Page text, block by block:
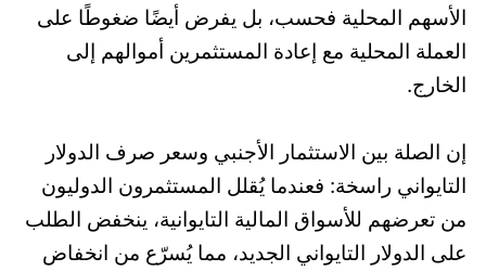
الأسهم المحلية فحسب، بل يفرض أيضًا ضغوطًا على
العملة المحلية مع إعادة المستثمرين أموالهم إلى
الخارج.
إن الصلة بين الاستثمار الأجنبي وسعر صرف الدولار
التايواني راسخة: فعندما يُقلل المستثمرون الدوليون
من تعرضهم للأسواق المالية التايوانية، ينخفض الطلب
على الدولار التايواني الجديد، مما يُسرّع من انخفاض